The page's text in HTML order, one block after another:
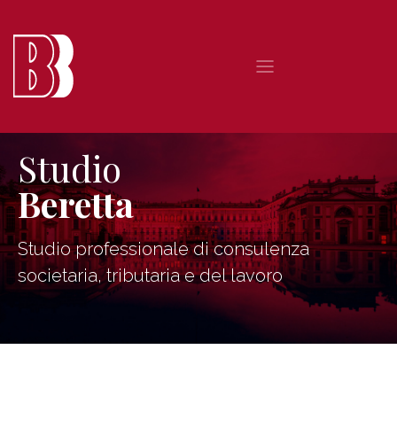
Studio
Beretta
Studio professionale di consulenza
societaria, tributaria e del lavoro